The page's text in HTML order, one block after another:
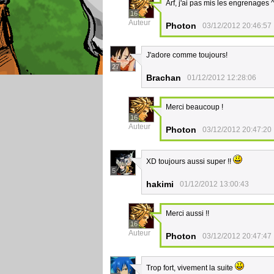
16
Auteur
Arf, j'ai pas mis les engrenages
Photon 03/12/2012 20:46:57
27
J'adore comme toujours!
Brachan 01/12/2012 12:28:06
16
Auteur
Merci beaucoup !
Photon 03/12/2012 20:47:20
5
XD toujours aussi super !!
hakimi 01/12/2012 13:00:43
16
Auteur
Merci aussi !!
Photon 03/12/2012 20:47:47
Trop fort, vivement la suite